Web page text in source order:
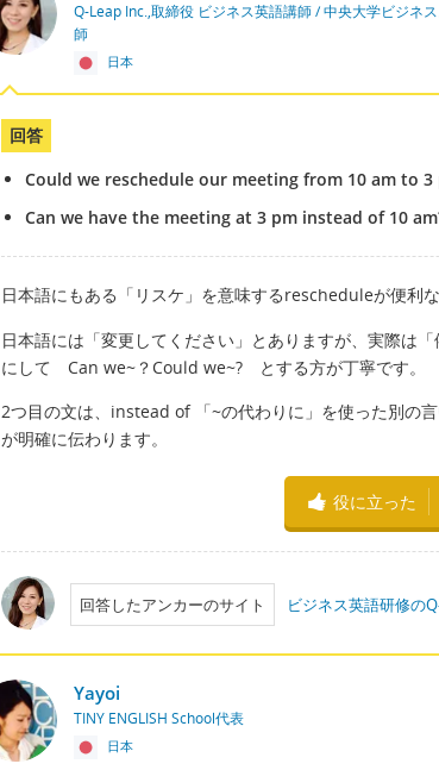
Q-Leap Inc.,取締役 ビジネス英語講師 / 中央大学ビジネ
師
日本
回答
Could we reschedule our meeting from 10 am to 3
Can we have the meeting at 3 pm instead of 10
日本語にもある「リスケ」を意味するrescheduleが便利な
日本語には「変更してください」とありますが、実際は
にして Can we~？Could we~? とする方が丁寧です。
2つ目の文は、instead of 「~の代わりに」を使った別の
が明確に伝わります。
役に立った
回答したアンカーのサイト ビジネス英語研修の
Yayoi
TINY ENGLISH School代表
日本